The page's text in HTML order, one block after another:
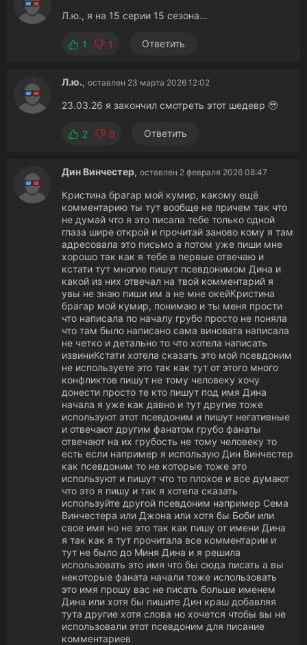
Л.ю., я на 15 серии 15 сезона...
1 1 Ответить
Л.ю., оставлен 23 марта 2026 12:02
23.03.26 я закончил смотреть этот шедевр 🥹
2 0 Ответить
Дин Винчестер, оставлен 2 февраля 2026 08:47
Кристина брагар мой кумир, какому ещё
комментарию ты тут вообще не причем так что
не думай что я это писала тебе только одной
глаза шире открой и прочитай заново кому я там
адресовала это письмо а потом уже пиши мне
хорошо так как я тебе в первые отвечаю и
кстати тут многие пишут псевдонимом Дина и
какой из них отвечал на твой комментарий я
увы не знаю пиши им а не мне окейКристина
брагар мой кумир, понимаю и ты меня прости
что написала по началу грубо просто не поняла
что там было написано сама виновата написала
не четко и детально то что хотела написать
извиниКстати хотела сказать это мой псевдоним
не используете это так как тут от этого много
конфликтов пишут не тому человеку хочу
донести просто те кто пишут под имя Дина
начала я уже как давно и тут другие тоже
используют этот псевдоним и пишут негативные
и отвечают другим фанатом грубо фанаты
отвечают на их грубость не тому человеку то
есть если например я использую Дин Винчестер
как псевдоним то не которые тоже это
используют и пишут что то плохое и все думают
что это я пишу и так я хотела сказать
используйте другой псевдоним например Сема
Винчестера или Джона или хотя бы Боби или
свое имя но не это так как пишу от имени Дина
я так как я тут прочитала все комментарии и
тут не было до Миня Дина и я решила
использовать это имя что бы сюда писать а вы
некоторые фаната начали тоже использовать
это имя прошу вас не писать больше именем
Дина или хотя бы пишите Дин краш добавляя
тута другие хотя слова но хочется чтобы вы не
использовали этот псевдоним для писание
комментариев